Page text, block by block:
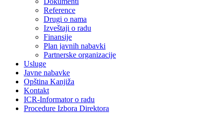
Reference
Drugi o nama
Izveštaji o radu
Finansije
Plan javnih nabavki
Partnerske organizacije
Usluge
Javne nabavke
Opština Kanjiža
Kontakt
ICR-Informator o radu
Procedure Izbora Direktora